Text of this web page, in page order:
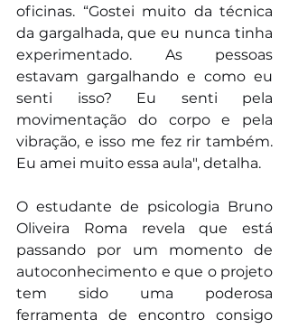
oficinas. “Gostei muito da técnica
da gargalhada, que eu nunca tinha
experimentado. As pessoas
estavam gargalhando e como eu
senti isso? Eu senti pela
movimentação do corpo e pela
vibração, e isso me fez rir também.
Eu amei muito essa aula", detalha.
O estudante de psicologia Bruno
Oliveira Roma revela que está
passando por um momento de
autoconhecimento e que o projeto
tem sido uma poderosa
ferramenta de encontro consigo